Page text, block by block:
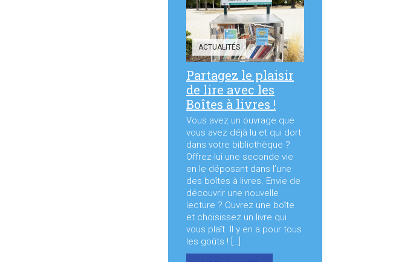
ACTUALITÉS
Partagez le plaisir
de lire avec les
Boîtes à livres !
Vous avez un ouvrage que
vous avez déjà lu et qui dort
dans votre bibliothèque ?
Offrez-lui une seconde vie
en le déposant dans l’une
des boîtes à livres. Envie de
découvrir une nouvelle
lecture ? Ouvrez une boîte
et choisissez un livre qui
vous plaît. Il y en a pour tous
les goûts ! […]